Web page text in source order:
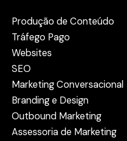
Produção de Conteúdo
Tráfego Pago
Websites
SEO
Marketing Conversacional
Branding e Design
Outbound Marketing
Assessoria de Marketing